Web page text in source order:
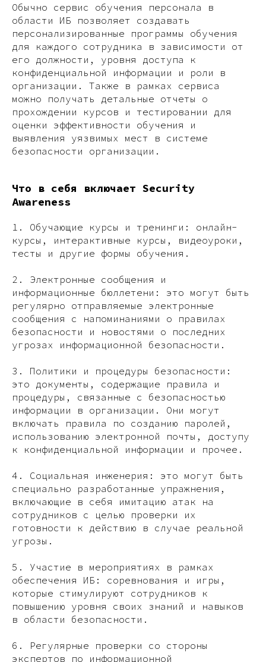
Обычно сервис обучения персонала в
области ИБ позволяет создавать
персонализированные программы обучения
для каждого сотрудника в зависимости от
его должности, уровня доступа к
конфиденциальной информации и роли в
организации. Также в рамках сервиса
можно получать детальные отчеты о
прохождении курсов и тестировании для
оценки эффективности обучения и
выявления уязвимых мест в системе
безопасности организации.
Что в себя включает Security
Awareness
1. Обучающие курсы и тренинги: онлайн-
курсы, интерактивные курсы, видеоуроки,
тесты и другие формы обучения.
2. Электронные сообщения и
информационные бюллетени: это могут быть
регулярно отправляемые электронные
сообщения с напоминаниями о правилах
безопасности и новостями о последних
угрозах информационной безопасности.
3. Политики и процедуры безопасности:
это документы, содержащие правила и
процедуры, связанные с безопасностью
информации в организации. Они могут
включать правила по созданию паролей,
использованию электронной почты, доступу
к конфиденциальной информации и прочее.
4. Социальная инженерия: это могут быть
специально разработанные упражнения,
включающие в себя имитацию атак на
сотрудников с целью проверки их
готовности к действию в случае реальной
угрозы.
5. Участие в мероприятиях в рамках
обеспечения ИБ: соревнования и игры,
которые стимулируют сотрудников к
повышению уровня своих знаний и навыков
в области безопасности.
6. Регулярные проверки со стороны
экспертов по информационной